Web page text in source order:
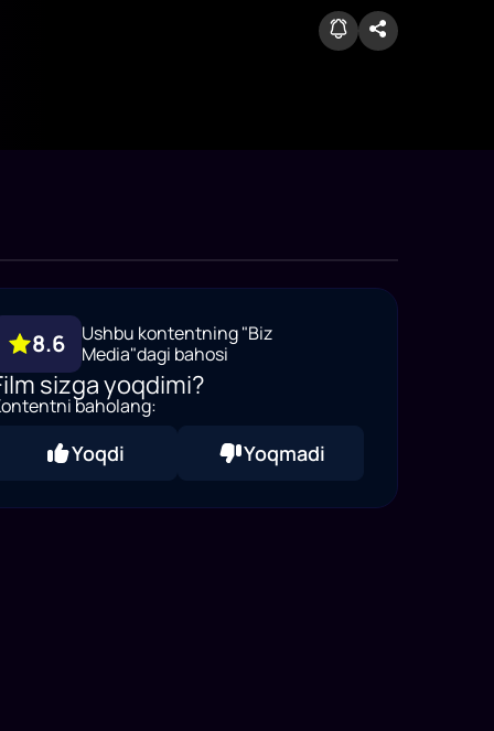
8.6
Ushbu kontentning "Biz
Media"dagi bahosi
sizga yoqdimi?
baholang:
Yoqdi Yoqmadi